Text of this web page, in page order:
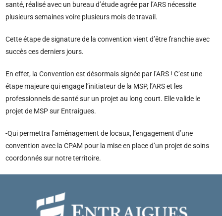
santé, réalisé avec un bureau d’étude agrée par l’ARS nécessite
plusieurs semaines voire plusieurs mois de travail.
Cette étape de signature de la convention vient d’être franchie avec
succès ces derniers jours.
En effet, la Convention est désormais signée par l’ARS ! C’est une
étape majeure qui engage l’initiateur de la MSP, l’ARS et les
professionnels de santé sur un projet au long court. Elle valide le
projet de MSP sur Entraigues.
-Qui permettra l’aménagement de locaux, l’engagement d’une
convention avec la CPAM pour la mise en place d’un projet de soins
coordonnés sur notre territoire.